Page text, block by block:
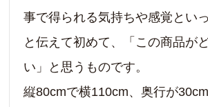
事で得られる気持ちや感覚とい
と伝えて初めて、「この商品が
い」と思うものです。
縦80cmで横110cm、奥行が